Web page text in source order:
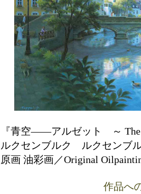
『青空――アルゼット ～ The
ルクセンブルク ルクセンブル
原画 油彩画／Original
作品へ